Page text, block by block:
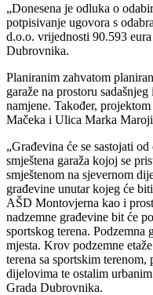
„Donesena je odluka o
potpisivanje ugovora s
d.o.o. vrijednosti 90.593
Dubrovnika.
Planiranim zahvatom
garaže na prostoru
namjene. Također,
Mačeka i Ulica Marka
„Građevina će se sastojati
smještena garaža kojoj se
smještenom na sjevernom
građevine unutar kojeg će
AŠD Montovjerna kao i
nadzemne građevine bit će
sportskog terena. Podzemna
mjesta. Krov podzemne
terena sa sportskim terenom,
dijelovima te ostalim
Grada Dubrovnika.